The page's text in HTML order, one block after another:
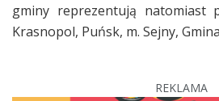
gminy reprezentują natomiast
Krasnopol, Puńsk, m. Sejny,
REKLAMA